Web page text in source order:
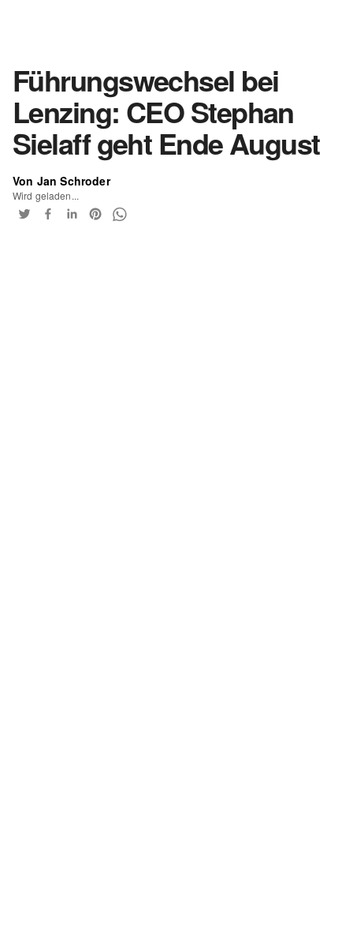
Führungswechsel bei
Lenzing: CEO Stephan
Sielaff geht Ende August
Von Jan Schroder
Wird geladen...